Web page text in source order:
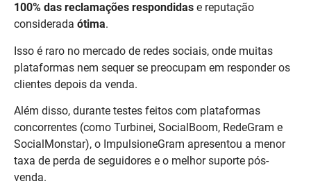
100% das reclamações respondidas e reputação
considerada ótima.
Isso é raro no mercado de redes sociais, onde muitas
plataformas nem sequer se preocupam em responder os
clientes depois da venda.
Além disso, durante testes feitos com plataformas
concorrentes (como Turbinei, SocialBoom, RedeGram e
SocialMonstar), o ImpulsioneGram apresentou a menor
taxa de perda de seguidores e o melhor suporte pós-
venda.